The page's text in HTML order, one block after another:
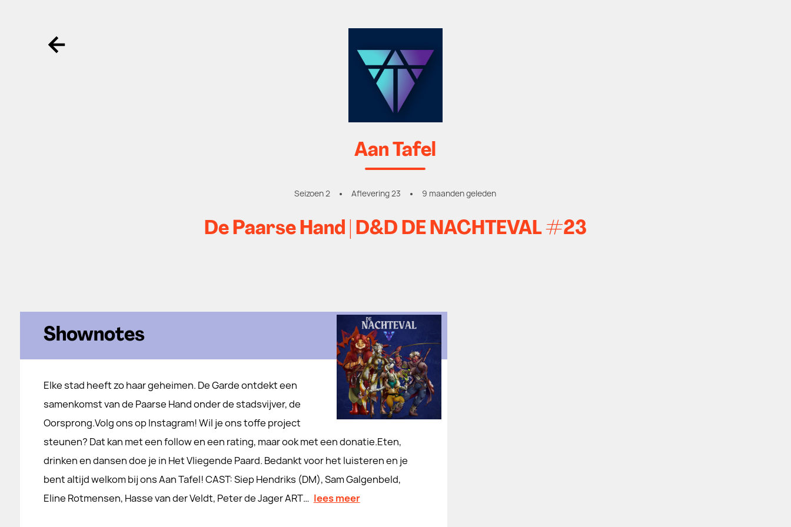
Ga terug
Aan Tafel
Seizoen 2 Aflevering 23 9 maanden geleden
De Paarse Hand | D&D DE NACHTEVAL #23
Shownotes
Elke stad heeft zo haar geheimen. De Garde ontdekt een
samenkomst van de Paarse Hand onder de stadsvijver, de
Oorsprong.Volg ons op ⁠⁠⁠⁠⁠⁠⁠⁠⁠⁠⁠⁠⁠⁠⁠⁠Instagram⁠⁠⁠⁠⁠⁠⁠⁠⁠⁠⁠⁠⁠⁠⁠⁠! Wil je ons toffe project
steunen? Dat kan met een follow en een rating, maar ook⁠⁠⁠⁠⁠⁠⁠⁠⁠⁠⁠⁠⁠⁠⁠⁠ met een donatie⁠⁠⁠⁠⁠⁠⁠⁠⁠⁠⁠⁠⁠⁠⁠⁠.Eten,
drinken en dansen doe je in ⁠⁠⁠⁠⁠⁠⁠⁠⁠⁠⁠⁠⁠⁠⁠⁠Het Vliegende Paard⁠⁠⁠⁠⁠⁠⁠⁠⁠⁠⁠⁠⁠⁠⁠⁠. Bedankt voor het luisteren en je
bent altijd welkom bij ons Aan Tafel! CAST: Siep Hendriks (DM), Sam Galgenbeld,
Eline Rotmensen, Hasse van der Veldt, Peter de Jager ART… lees meer